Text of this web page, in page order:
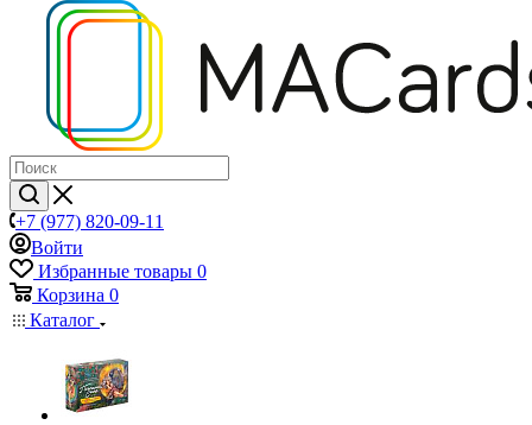
+7 (977) 820-09-11
Войти
Избранные товары 0
Корзина 0
Каталог